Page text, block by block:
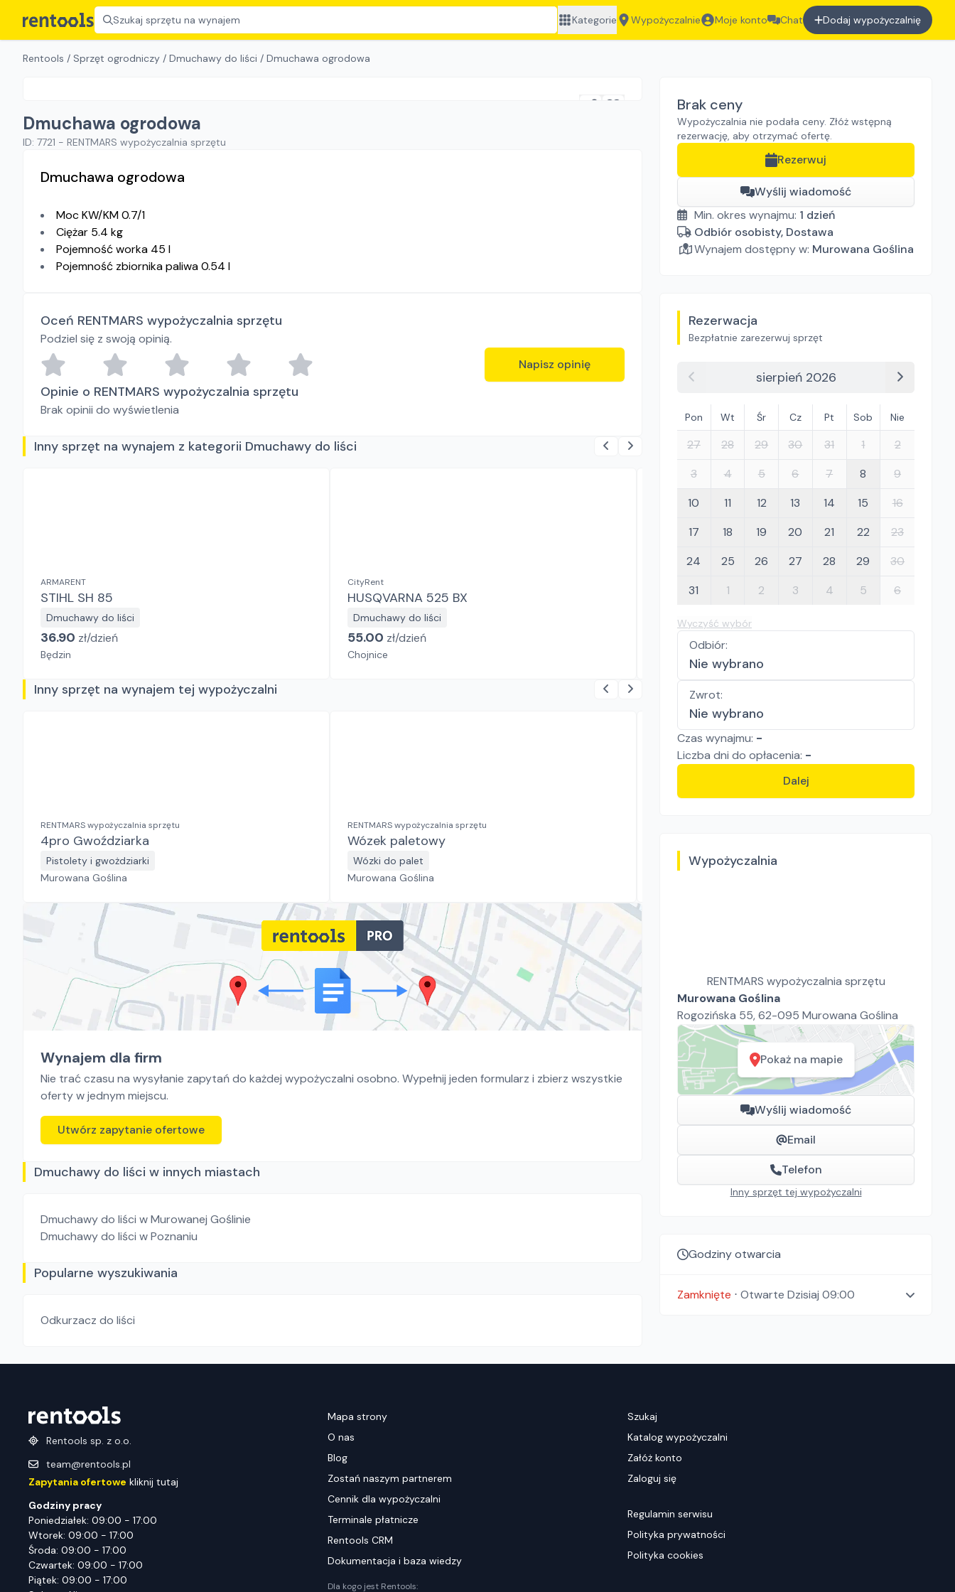
Szukaj sprzętu na wynajem Kategorie Wypożyczalnie Moje konto Chat Dodaj wypożyczalnię
Rentools / Sprzęt ogrodniczy / Dmuchawy do liści / Dmuchawa ogrodowa
Dmuchawa ogrodowa
ID: 7721 - RENTMARS wypożyczalnia sprzętu
Brak ceny
Wypożyczalnia nie podała ceny. Złóż wstępną
rezerwację, aby otrzymać ofertę.
Rezerwuj
Wyślij wiadomość
Min. okres wynajmu: 1 dzień
Odbiór osobisty, Dostawa
Wynajem dostępny w: Murowana Goślina
Rezerwacja
Bezpłatnie zarezerwuj sprzęt
sierpień 2026
Pon Wt Śr Cz Pt Sob Nie
27 28 29 30 31 1
2
3
4 5 6 7 8
9
10
11 12 13 14 15
16
17
18 19 20 21 22
23
24
25 26 27 28 29
30
31
1 2 3 4 5 6
Wyczyść wybór
Odbiór:
Nie wybrano
Zwrot:
Nie wybrano
Czas wynajmu: -
Liczba dni do opłacenia: -
Dalej
Wypożyczalnia
RENTMARS wypożyczalnia sprzętu
Murowana Goślina
Rogozińska 55, 62-095 Murowana Goślina
Pokaż na mapie
Wyślij wiadomość
Email
Telefon
Inny sprzęt tej wypożyczalni
Godziny otwarcia
Zamknięte ⋅ Otwarte Dzisiaj 09:00
Dmuchawa ogrodowa
Moc KW/KM 0.7/1
Ciężar 5.4 kg
Pojemność worka 45 l
Pojemność zbiornika paliwa 0.54 l
Oceń RENTMARS wypożyczalnia sprzętu
Podziel się z swoją opinią.
Napisz opinię
Opinie o RENTMARS wypożyczalnia sprzętu
Brak opinii do wyświetlenia
Inny sprzęt na wynajem z kategorii Dmuchawy do liści
ARMARENT
STIHL SH 85
Dmuchawy do liści
36.90 zł/dzień
Będzin
CityRent
HUSQVARNA 525 BX
Dmuchawy do liści
55.00 zł/dzień
Chojnice
STIHL BR 380
Dmuchawy do liści
61.50 zł/ dzień
Inny sprzęt na wynajem tej wypożyczalni
RENTMARS wypożyczalnia sprzętu
4pro Gwoździarka
Pistolety i gwożdziarki
Murowana Goślina
RENTMARS wypożyczalnia sprzętu
Wózek paletowy
Wózki do palet
Murowana Goślina
Zagęszczarki
Wynajem dla firm
Nie trać czasu na wysyłanie zapytań do każdej wypożyczalni osobno. Wypełnij jeden formularz i zbierz wszystkie
oferty w jednym miejscu.
Utwórz zapytanie ofertowe
Dmuchawy do liści w innych miastach
Dmuchawy do liści w Murowanej Goślinie
Dmuchawy do liści w Poznaniu
Popularne wyszukiwania
Odkurzacz do liści
Rentools sp. z o.o.
team@rentools.pl
Zapytania ofertowe kliknij tutaj
Godziny pracy
Poniedziałek: 09:00 - 17:00
Wtorek: 09:00 - 17:00
Środa: 09:00 - 17:00
Czwartek: 09:00 - 17:00
Piątek: 09:00 - 17:00
Mapa strony
O nas
Blog
Zostań naszym partnerem
Cennik dla wypożyczalni
Terminale płatnicze
Rentools CRM
Dokumentacja i baza wiedzy
Dla kogo jest Rentools:
Szukaj
Katalog wypożyczalni
Załóż konto
Zaloguj się
Regulamin serwisu
Polityka prywatności
Polityka cookies